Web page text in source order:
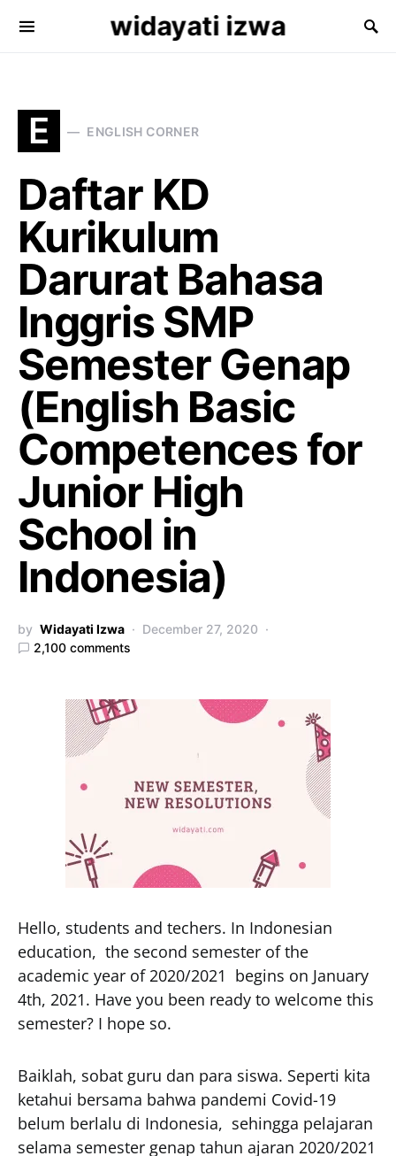
widayati izwa
Search for:
E ENGLISH CORNER
Daftar KD
Kurikulum
Darurat Bahasa
Inggris SMP
Semester Genap
(English Basic
Competences for
Junior High
School in
Indonesia)
by Widayati Izwa
December 27, 2020
2,100 comments
Hello, students and techers. In Indonesian
education, the second semester of the
academic year of 2020/2021 begins on January
4th, 2021. Have you been ready to welcome this
semester? I hope so.
Baiklah, sobat guru dan para siswa. Seperti kita
ketahui bersama bahwa pandemi Covid-19
belum berlalu di Indonesia, sehingga pelajaran
selama semester genap tahun ajaran 2020/2021